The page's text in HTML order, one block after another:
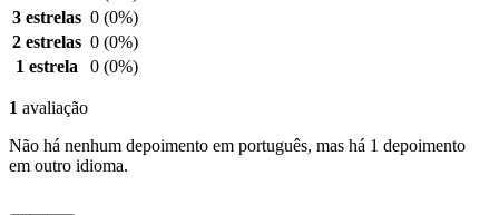
3 estrelas 0 (0%)
2 estrelas 0 (0%)
1 estrela
0 (0%)
1 avaliação
Não há nenhum depoimento em português, mas há 1 depoimento
em outro idioma.